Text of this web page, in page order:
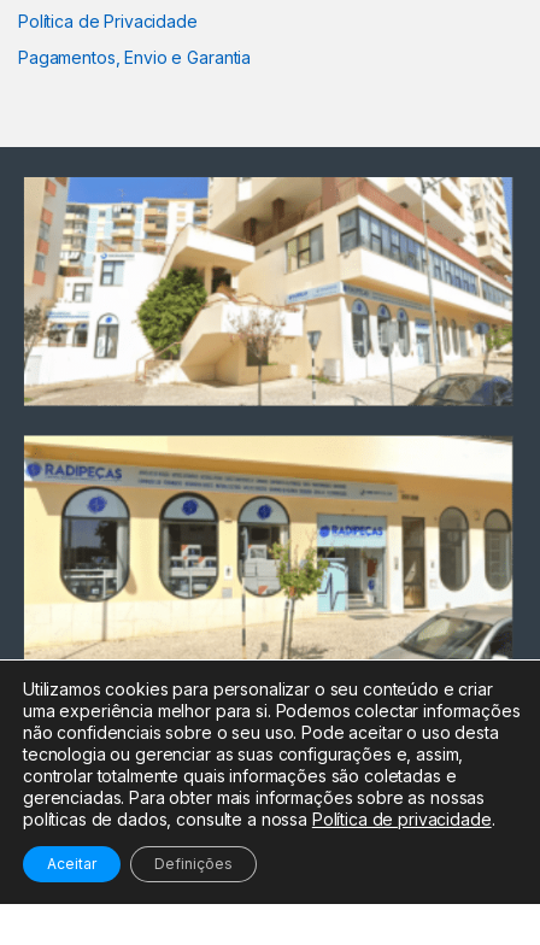
Política de Privacidade
Pagamentos, Envio e Garantia
Chamada para a rede fixa
nacional
Electrónica:212
588 047
Informática:212
588 044
Utilizamos cookies para personalizar o seu conteúdo e criar
uma experiência melhor para si. Podemos colectar informações
não confidenciais sobre o seu uso. Pode aceitar o uso desta
tecnologia ou gerenciar as suas configurações e, assim,
controlar totalmente quais informações são coletadas e
gerenciadas. Para obter mais informações sobre as nossas
políticas de dados, consulte a nossa Política de privacidade.
Aceitar Definições